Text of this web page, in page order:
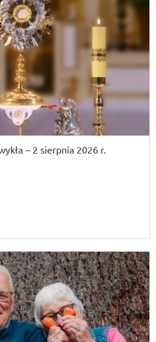
– 2 sierpnia 2026 r.